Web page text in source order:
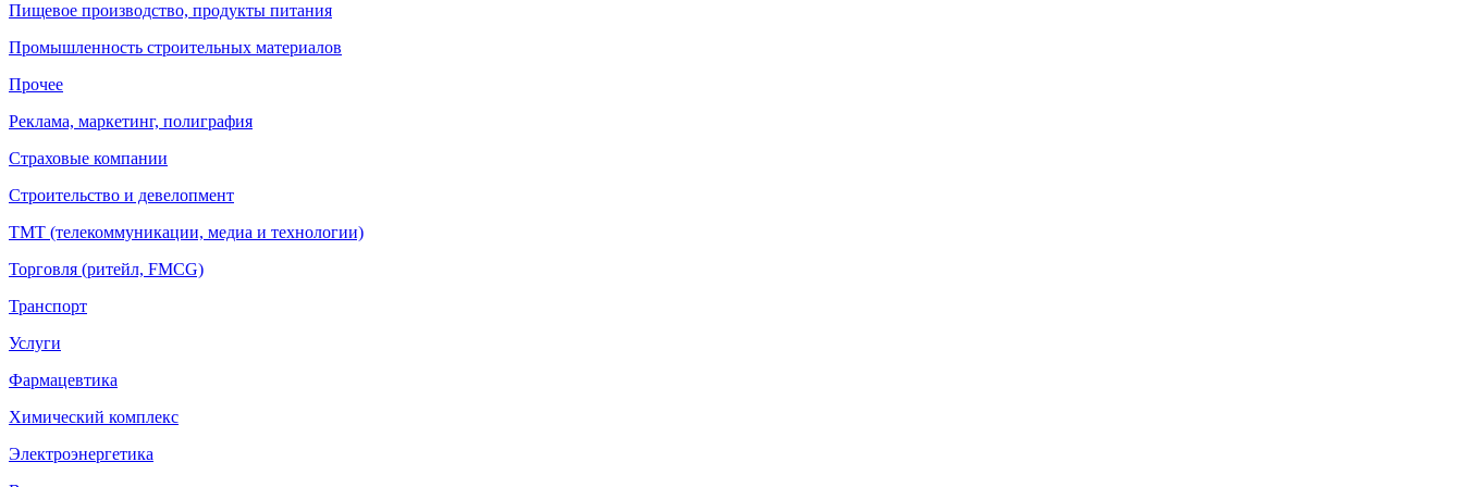
Пищевое производство, продукты питания
Промышленность строительных материалов
Прочее
Реклама, маркетинг, полиграфия
Страховые компании
Строительство и девелопмент
ТМТ (телекоммуникации, медиа и технологии)
Торговля (ритейл, FMCG)
Транспорт
Услуги
Фармацевтика
Химический комплекс
Электроэнергетика